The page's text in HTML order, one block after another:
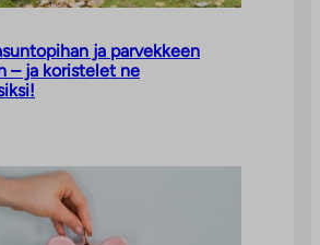
ja parvekkeen
– ja koristelet ne